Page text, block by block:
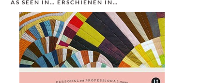
AS SEEN IN… ERSCHIENEN IN…